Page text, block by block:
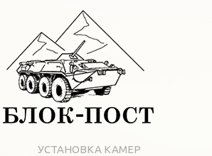
УСТАНОВКА КАМЕР